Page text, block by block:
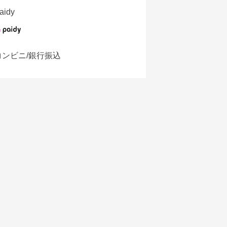
ンビニ/銀行振込